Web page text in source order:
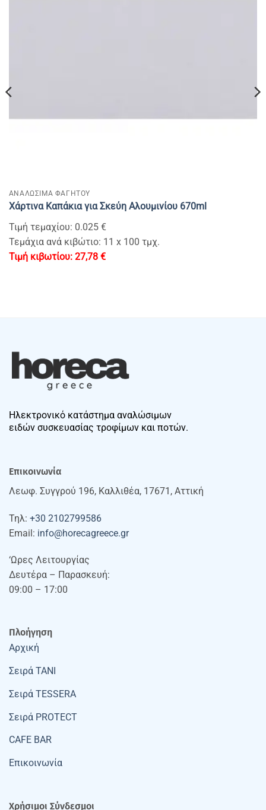
ΑΝΑΛΩΣΙΜΑ ΦΑΓΗΤΟΥ
Χάρτινα Καπάκια για Σκεύη Αλουμινίου 670ml
Τιμή τεμαχίου: 0.025 €
Τεμάχια ανά κιβώτιο: 11 x 100 τμχ.
27,78 €
Ηλεκτρονικό κατάστημα αναλώσιμων
ειδών συσκευασίας τροφίμων και ποτών.
Επικοινωνία
Λεωφ. Συγγρού 196, Καλλιθέα, 17671, Αττική
Τηλ: +30 2102799586
Email: info@horecagreece.gr
‘Ωρες Λειτουργίας
Δευτέρα – Παρασκευή:
09:00 – 17:00
Πλοήγηση
Αρχική
Σειρά TANI
Σειρά TESSERA
Σειρά PROTECT
CAFE BAR
Επικοινωνία
Χρήσιμοι Σύνδεσμοι